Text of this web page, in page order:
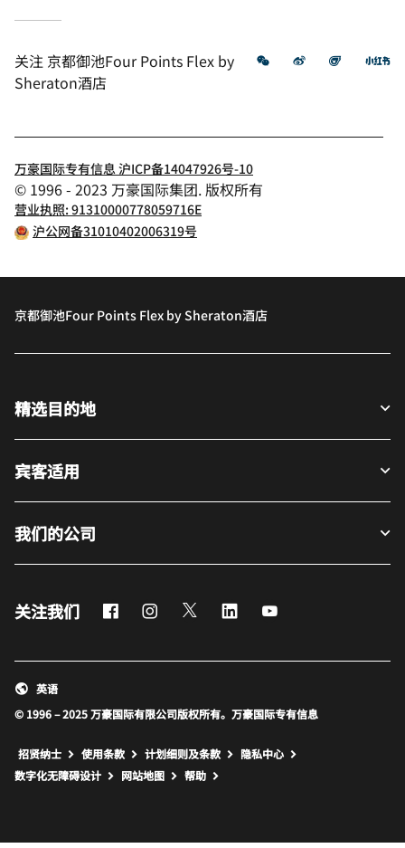
关注 京都御池Four Points Flex by
Sheraton酒店
微信 微博 飞猪
万豪国际专有信息 沪ICP备14047926号-10
© 1996 - 2023 万豪国际集团. 版权所有
营业执照: 91310000778059716E
沪公网备31010402006319号
京都御池Four Points Flex by Sheraton酒店
精选目的地
宾客适用
我们的公司
关注我们 FacebookInstagram
Twitter LinkedIn
© 1996 – 2025 万豪国际有限公司版权所有。万豪国际专有信息
英语
招贤纳士 使用条款 计划细则及条款
隐私中心
数字化无障碍设计
网站地图 打开新窗口
帮助